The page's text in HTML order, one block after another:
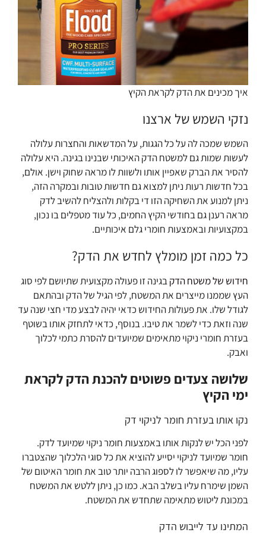
איך מכינים את הדק לקראת הקיץ
נזקי השמש של ארצנו
השמש שמכה לה על כל הגגות, על המדשאות והחצרות עלולה
לעשות שמות גם למשטח הדק האיכותי שבנינו בגינה. היא עלולה
להסיר את הברק שאפיין אותו ולשוות לו מראה שחוק וישן. אולם,
בכל חדשות רעות ניתן למצוא גם חדשות טובות ובמקרה הזה,
ניתן למנוע את השחיקה הזו די בקלות ולהצליח להשיב לדק
מראה רענן גם בחודשי הקיץ החמים, כל עוד מטפלים בו נכון,
במקצועיות ובאמצעות חומרי גלם איכותיים.
כל כמה זמן מומלץ לחדש את הדק?
חידוש של משטח הדקבגינה זו פעולה מקצועית שתיושם לפי סוג
העץ שממנו מייצרים את המשטח, לפי הגיל של הדק ובהתאם
לגודל שלו. את פעולות החידוש כדאי יהיה לבצע מדי חצי שנה עד
שנה וזאת כדי לשמר את טיבו. בנוסף, כדאי לתחזק אותו בשוטף
בעזרת חומרי ניקוי מתאימים שמיועדים להסרת כתמי לכלוך
ואבק.
שלושה צעדים פשוטים להכנת הדק לקראת
ימי הקיץ
נקו אותו בעזרת חומר לניקוי דק
לפני הכל יש לנקות אותו באמצעות חומר ניקוי שמיועד לדק.
חומר שמיועד לניקוי יסייע להוציא את כל סוגי הלכלוך שהצטברו
עליו, מה שיאפשר לו לספוג הרבה יותר טוב את חומר האיטום של
השמן שימרח עליו בשלב הבא. כמו כן, ניתן ללטש את המשטח
במכונת ליטוש מתאימה שתחדש את המשטח.
המתינו עד לייבוש הדק